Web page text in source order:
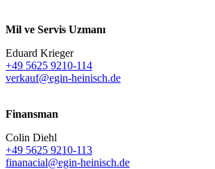
Mil ve Servis Uzmanı
Eduard Krieger
+49 5625 9210-114
verkauf@egin-heinisch.de
Finansman
Colin Diehl
+49 5625 9210-113
finanacial@egin-heinisch.de